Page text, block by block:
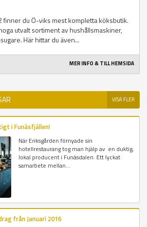
finner du Ö-viks mest kompletta köksbutik.
utvalt sortiment av hushållsmaskiner,
Här hittar du även...
MER INFO & TILL HEMSIDA
VISA FLER
i Funäsfjällen!
När Eriksgården förnyade sin
hotellrestaurang tog man hjälp av en duktig,
lokal producent i Funäsdalen. Ett lyckat
samarbete mellan...
från Januari 2016